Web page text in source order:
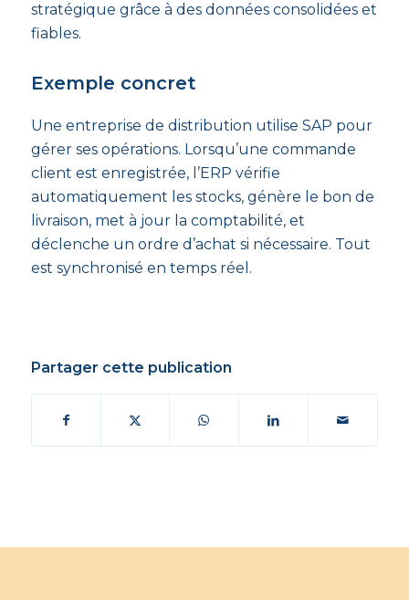
stratégique grâce à des données consolidées et
fiables.
Exemple concret
Une entreprise de distribution utilise SAP pour
gérer ses opérations. Lorsqu’une commande
client est enregistrée, l’ERP vérifie
automatiquement les stocks, génère le bon de
livraison, met à jour la comptabilité, et
déclenche un ordre d’achat si nécessaire. Tout
est synchronisé en temps réel.
Partager cette publication